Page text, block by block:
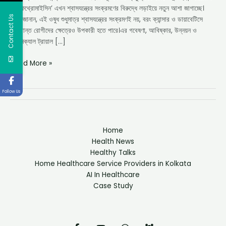
‘ন্যাফিথ্রোমাইসিন’ এখন শ্বাসযন্ত্রের সংক্রমণের বিরুদ্ধে লড়াইয়ে নতুন আশা জাগাচ্ছে।
মন্ত্রী জানান, এই ওষুধ শুধুমাত্র শ্বাসযন্ত্রের সংক্রমণই নয়, বরং ক্যান্সার ও ডায়াবেটিসে
আক্রান্ত রোগীদের ক্ষেত্রেও উপকারী হতে পারে।এর গবেষণা, আবিষ্কার, উন্নয়ন ও
ক্লিনিক্যাল ট্রায়াল […]
Read More »
Home
Health News
Healthy Talks
Home Healthcare Service Providers in Kolkata
AI In Healthcare
Case Study
Contact Us
Follow Us